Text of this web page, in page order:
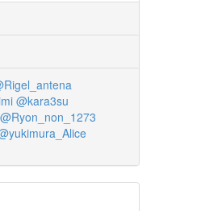
@kara3su
@Ryon_non_1273